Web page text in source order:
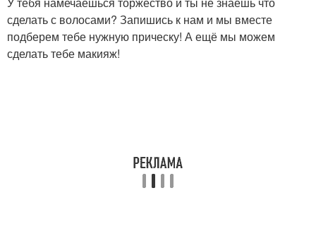
сделать с волосами? Запишись к нам и мы вместе
подберем тебе нужную прическу! А ещё мы можем
сделать тебе макияж!